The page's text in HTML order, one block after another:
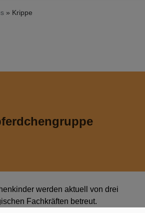
Krippe
werden aktuell von drei
Fachkräften betreut.